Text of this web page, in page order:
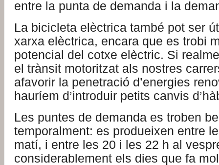
entre la punta de demanda i la
La bicicleta elèctrica també pot ser
xarxa elèctrica, encara que es trobi
potencial del cotxe elèctric. Si
el trànsit motoritzat als nostres
afavorir la penetració d’energies
hauríem d’introduir petits canvis
Les puntes de demanda es troben
temporalment: es produeixen entre
matí, i entre les 20 i les 22 h al
considerablement els dies que fa